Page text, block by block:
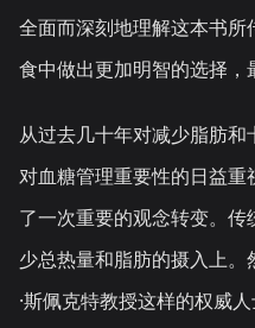
全面而深刻地理解这本书
食中做出更加明智的选择，
从过去几十年对减少脂肪
对血糖管理重要性的日益
了一次重要的观念转变。
少总热量和脂肪的摄入上
·斯佩克特教授这样的权威